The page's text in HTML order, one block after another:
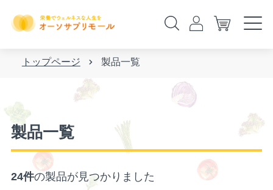
トップページ 製品一覧
製品一覧
24件の製品が見つかりました